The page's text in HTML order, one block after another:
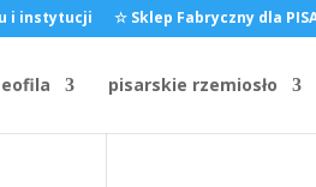
i instytucji ☆ Sklep Fabryczny dla
pisarskie rzemiosło